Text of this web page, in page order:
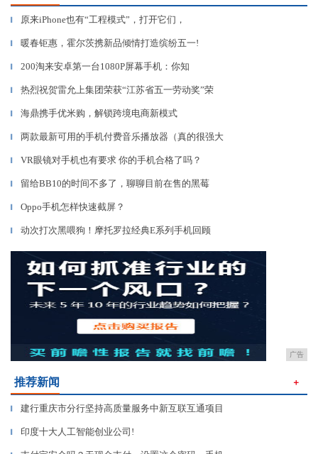
▎ 原来iPhone也有“工程模式”，打开它们，
▎ 暖春钜惠，霍尔茨携新品倾情打造缤纷五一!
▎ 200淘来安卓第一台1080P屏幕手机：你知
▎ 热烈祝贺雷允上集团荣获“江苏省五一劳动奖”荣
▎ 海鼎携手优米购，解锁跨境电商新模式
▎ 两款最新可用的手机付费音乐播放器（真的很强大
▎ VR眼镜对手机也有要求 你的手机合格了吗？
▎ 留给BB10的时间不多了，聊聊目前在售的黑莓
▎ Oppo手机怎样快速截屏？
▎ 动次打次黑喂狗！摩托罗拉经典E系列手机回顾
广告
推荐新闻 ＋
▎ 建行重庆市分行坚持高质量服务中新互联互通项目
▎ 印度十大人工智能创业公司!